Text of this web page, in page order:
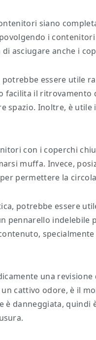
siano
i
asciugare anche i
essere utile
facilita il
spazio. Inoltre, è
con i coperchi
muffa. Invece,
permettere la
potrebbe essere
pennarello indelebile
una
cattivo odore, è il
è danneggiata,